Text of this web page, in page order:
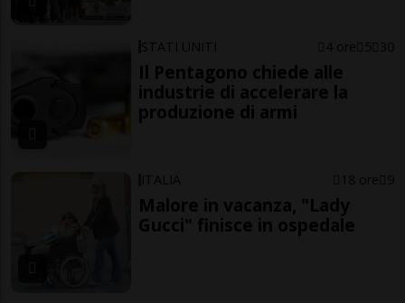
STATI UNITI 4 ore 5 30
Il Pentagono chiede alle
industrie di accelerare la
produzione di armi
ITALIA 18 ore 9
Malore in vacanza, "Lady
Gucci" finisce in ospedale